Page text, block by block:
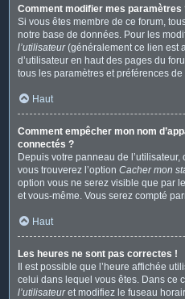
Comment modifier mes paramètres
Si vous êtes membre de ce forum,
notre base de données. Pour les
l’utilisateur(généralement ce lien est
d’utilisateur en haut des pages du
tous les paramètres et préférences de
Haut
Comment empêcher mon nom
connectés ?
Depuis votre panneau de
vous trouverez l’option Cacher mon
option vous ne serez visible que par
et vous-même. Vous serez compté
Haut
Les heures ne sont pas correctes !
Il est possible que l’heure affichée
celui dans lequel vous êtes. Dans ce
l’utilisateuret modifiez le fuseau